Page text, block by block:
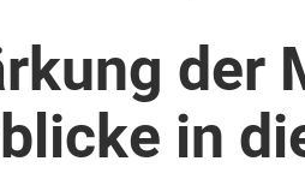
der
in